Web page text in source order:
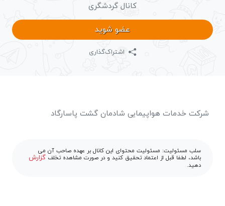
کانال گردشگری
عضو شوید
اشتراک‌گذاری
شرکت خدمات هواپیمایی شادمان گشت پاسارگاد
سلب مسئولیت: مسئولیت محتوای این کانال بر عهده صاحب آن می
باشد، لطفا قبل از اعتماد تحقیق کنید و در صورت مشاهده تخلف گزارش
دهید.